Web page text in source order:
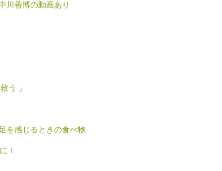
川善博の動画あり
う 」
感じるときの食べ物
！